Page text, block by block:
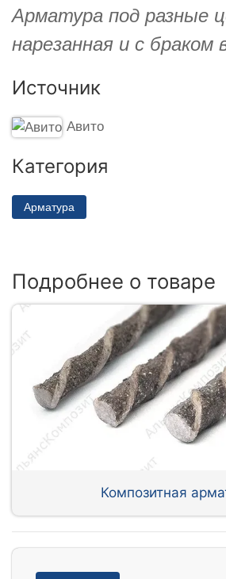
Арматура под разные
нарезанная и с браком
Источник
Авито
Категория
Арматура
Подробнее о товаре
Композитная